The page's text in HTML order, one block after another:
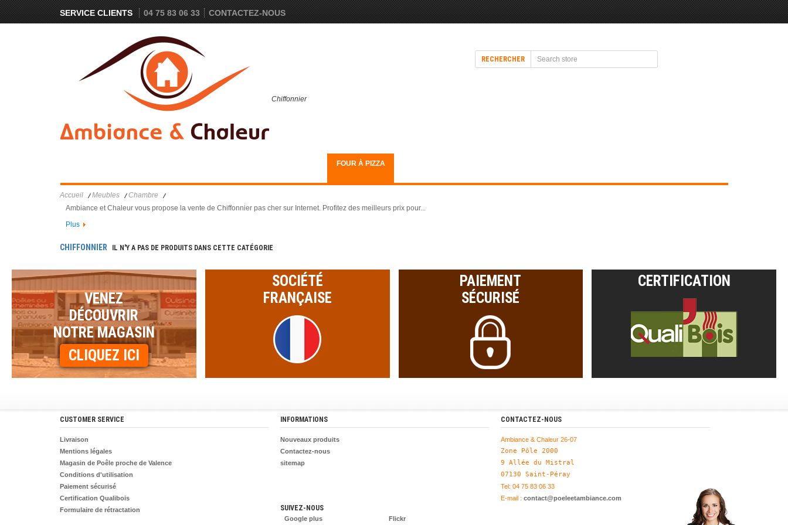
SERVICE CLIENTS 04 75 83 06 33 CONTACTEZ-NOUS
RECHERCHER
FOUR À PIZZA
Accueil Meubles Chambre
Chiffonnier
Ambiance et Chaleur vous propose la vente de Chiffonnier pas cher sur Internet. Profitez des meilleurs prix pour...
Plus
CHIFFONNIER IL N'Y A PAS DE PRODUITS DANS CETTE CATÉGORIE
VENEZ
DÉCOUVRIR
NOTRE MAGASIN
CLIQUEZ ICI
SOCIÉTÉ
FRANÇAISE
PAIEMENT
SÉCURISÉ
CERTIFICATION
CUSTOMER SERVICE
Livraison
Mentions légales
Magasin de Poêle proche de Valence
Conditions d'utilisation
Paiement sécurisé
Certification Qualibois
Formulaire de rétractation
INFORMATIONS
Nouveaux produits
Contactez-nous
sitemap
CONTACTEZ-NOUS
Ambiance & Chaleur 26-07
Zone Pôle 2000
9 Allée du Mistral
07130 Saint-Péray
Tel: 04 75 83 06 33
E-mail :contact@poeleetambiance.com
SUIVEZ-NOUS
Google plus Flickr